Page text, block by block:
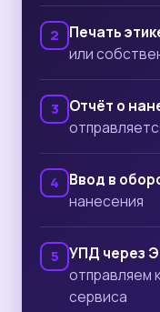
Печать
или
Отчёт о
Ввод в
нанесения
УПД через
отправляем
сервиса